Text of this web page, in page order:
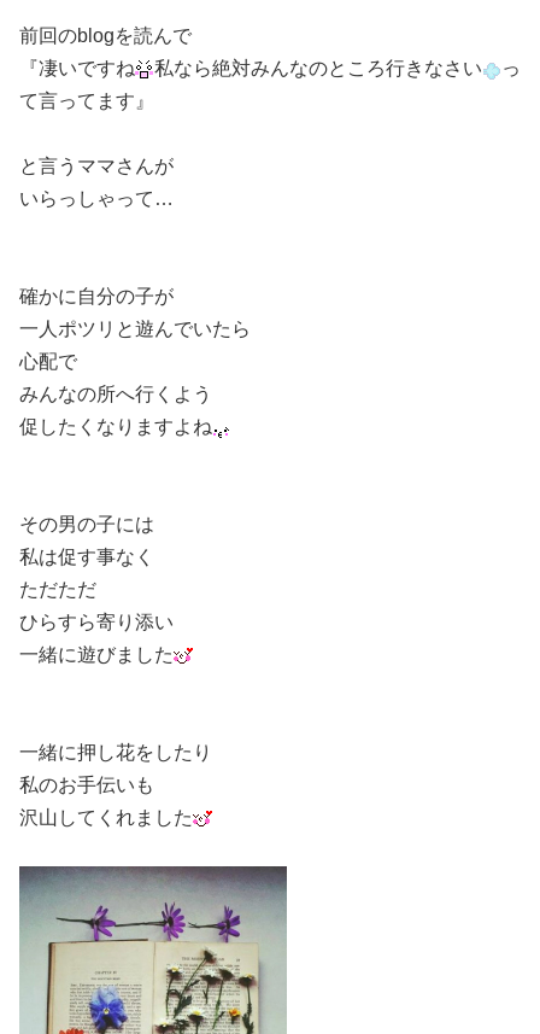
前回のblogを読んで
『凄いですね
私なら絶対みんなのところ行きなさい
っ
て言ってます』
と言うママさんが
いらっしゃって…
確かに自分の子が
一人ポツリと遊んでいたら
心配で
みんなの所へ行くよう
促したくなりますよね
その男の子には
私は促す事なく
ただただ
ひらすら寄り添い
一緒に遊びました
一緒に押し花をしたり
私のお手伝いも
沢山してくれました